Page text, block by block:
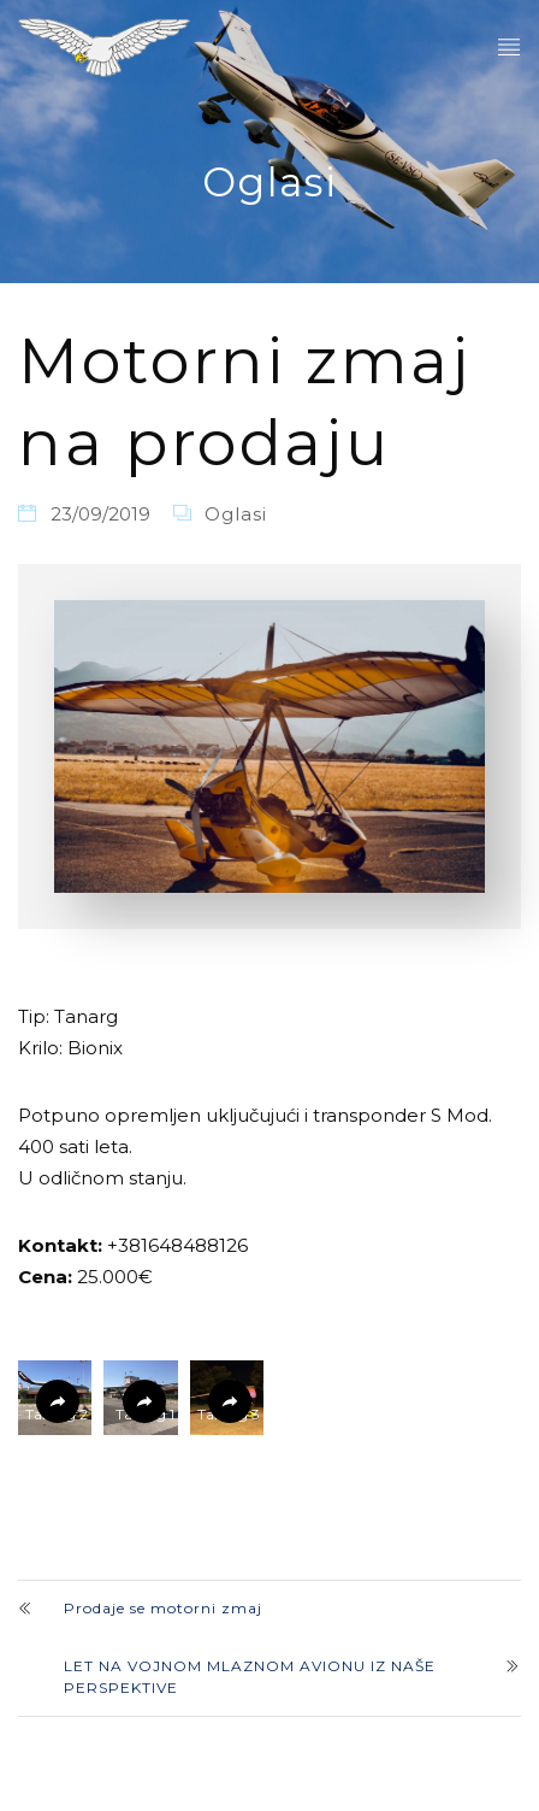
Oglasi
Motorni zmaj
na prodaju
23/09/2019 Oglasi
Tip: Tanarg
Krilo: Bionix
Potpuno opremljen uključujući i transponder S Mod.
400 sati leta.
U odličnom stanju.
Kontakt: +381648488126
Cena: 25.000€
Tanarg 2 Tanarg 1 Tanarg 3
Prodaje se motorni zmaj
LET NA VOJNOM MLAZNOM AVIONU IZ NAŠE
PERSPEKTIVE